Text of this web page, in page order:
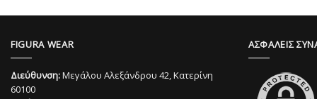
πολλαπλές
FIGURA WEAR
Διεύθυνση:Μεγάλου Αλεξάνδρου 42, Κατερίνη
60100
ΑΣΦΑΛΕΙΣ